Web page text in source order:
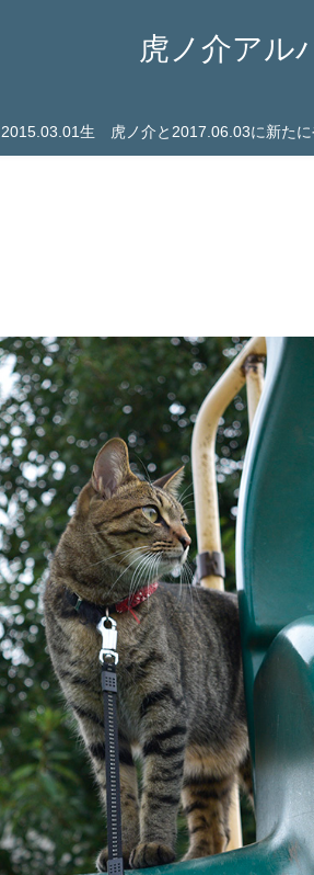
虎ノ介アル
2015.03.01生 虎ノ介と2017.06.03に新たに